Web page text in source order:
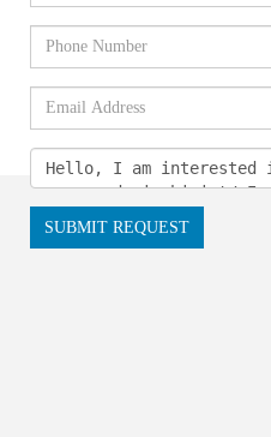
SUBMIT REQUEST